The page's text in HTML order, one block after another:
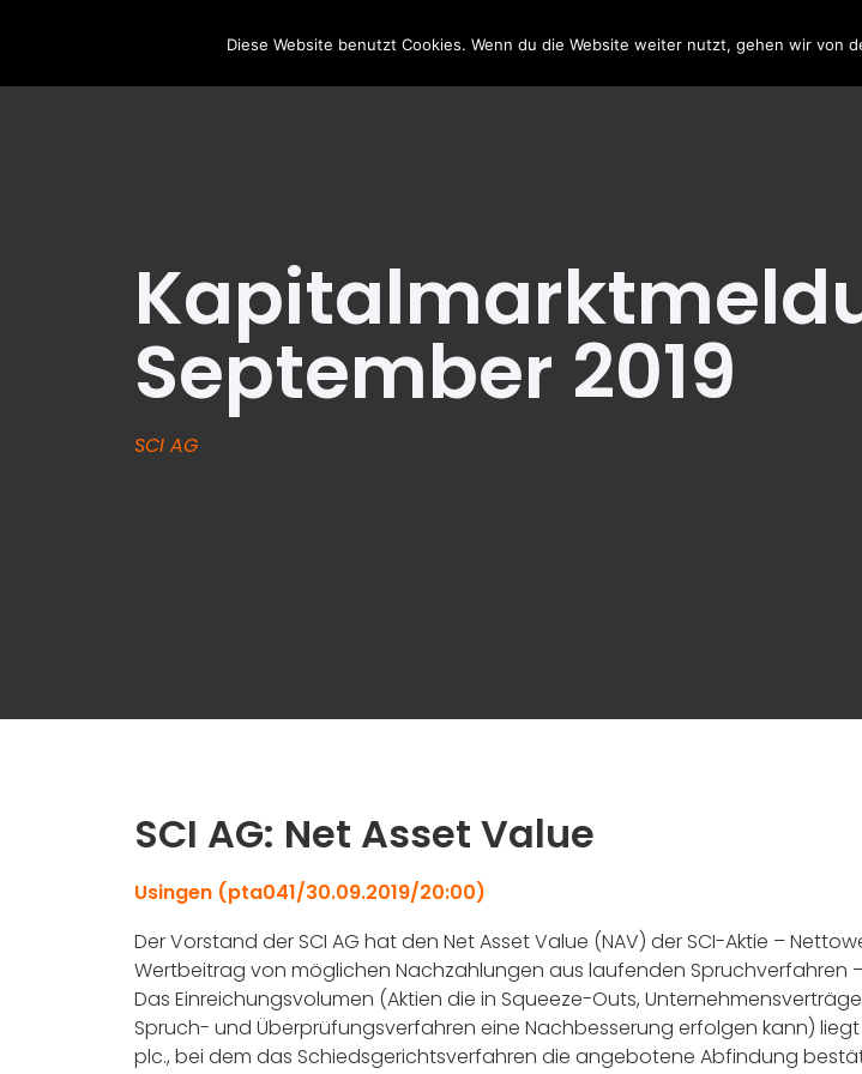
HOME AKTUELLES DOKUMENTE FAQ
September 2019
SCI AG
SCI AG: Net Asset Value
Usingen (pta041/30.09.2019/20:00)
Der Vorstand der SCI AG hat den Net Asset Value (NAV) der SCI-Aktie –
Wertbeitrag von möglichen Nachzahlungen aus laufenden Spruchverfahren
Das Einreichungsvolumen (Aktien die in Squeeze-Outs,
Spruch- und Überprüfungsverfahren eine Nachbesserung erfolgen kann)
plc., bei dem das Schiedsgerichtsverfahren die angebotene Abfindung
Diese Website benutzt Cookies. Wenn du die Website weiter nutzt, gehen wir von